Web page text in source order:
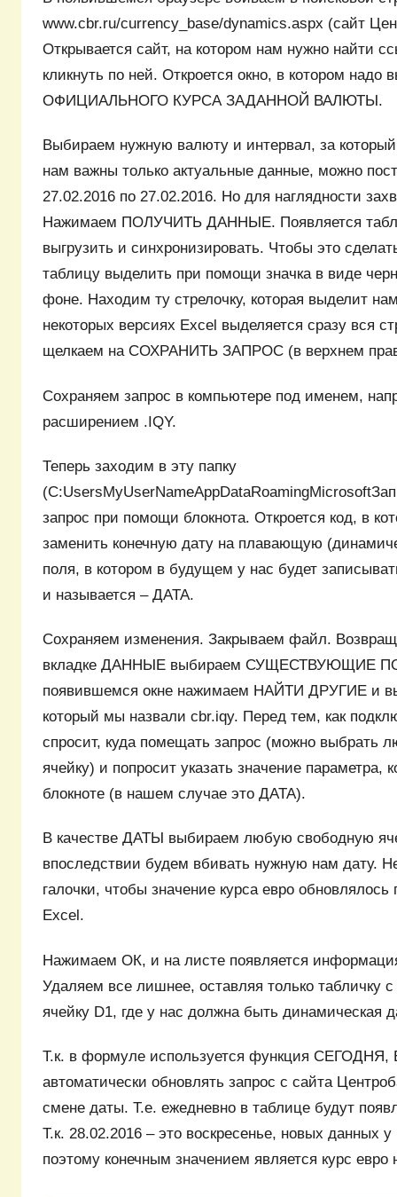
www.cbr.ru/currency_base/dynamics.aspx (сайт
Открывается сайт, на котором нам нужно найти
кликнуть по ней. Откроется окно, в котором
ОФИЦИАЛЬНОГО КУРСА ЗАДАННОЙ ВАЛЮТЫ.
Выбираем нужную валюту и интервал, за
нам важны только актуальные данные, можно
27.02.2016 по 27.02.2016. Но для наглядности
Нажимаем ПОЛУЧИТЬ ДАННЫЕ. Появляется
выгрузить и синхронизировать. Чтобы это
таблицу выделить при помощи значка в виде
фоне. Находим ту стрелочку, которая выделит
некоторых версиях Excel выделяется сразу вся
щелкаем на СОХРАНИТЬ ЗАПРОС (в верхнем
Сохраняем запрос в компьютере под именем,
расширением .IQY.
Теперь заходим в эту папку
запрос при помощи блокнота. Откроется код, в
заменить конечную дату на плавающую
поля, в котором в будущем у нас будет
и называется – ДАТА.
Сохраняем изменения. Закрываем файл.
вкладке ДАННЫЕ выбираем СУЩЕСТВУЮЩИЕ
появившемся окне нажимаем НАЙТИ ДРУГИЕ и
который мы назвали cbr.iqy. Перед тем, как
спросит, куда помещать запрос (можно выбрать
ячейку) и попросит указать значение
блокноте (в нашем случае это ДАТА).
В качестве ДАТЫ выбираем любую свободную
впоследствии будем вбивать нужную нам дату.
галочки, чтобы значение курса евро
Excel.
Нажимаем ОК, и на листе появляется
Удаляем все лишнее, оставляя только табличку
ячейку D1, где у нас должна быть динамическая
Т.к. в формуле используется функция СЕГОДНЯ,
автоматически обновлять запрос с сайта
смене даты. Т.е. ежедневно в таблице будут
Т.к. 28.02.2016 – это воскресенье, новых данных у
поэтому конечным значением является курс евро